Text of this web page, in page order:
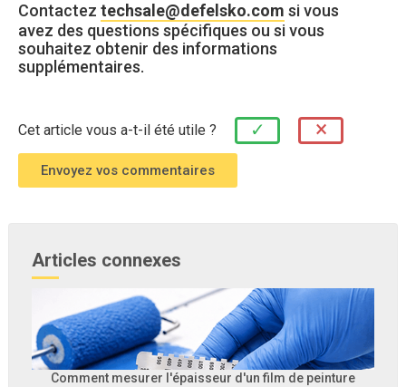
Contactez techsale@defelsko.com si vous
avez des questions spécifiques ou si vous
souhaitez obtenir des informations
supplémentaires.
Cet article vous a-t-il été utile ? ✓ ×
Articles connexes
Comment mesurer l'épaisseur d'un film de peinture